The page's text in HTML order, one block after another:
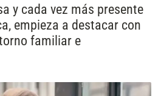
y cada vez más presente
empieza a destacar con
familiar e